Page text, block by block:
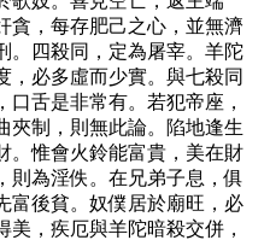
貪，每存肥己之心，並無濟
。四殺同，定為屠宰。羊陀
，必多虛而少實。與七殺同
舌是非常有。若犯帝座，
夾制，則無此論。陷地逢生
。惟會火鈴能富貴，美在財
則為淫佚。在兄弟子息，俱
富後貧。奴僕居於廟旺，必
美，疾厄與羊陀暗殺交併，